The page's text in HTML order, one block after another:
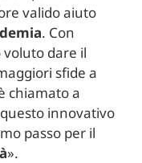
valido aiuto
. Con
voluto dare il
sfide a
chiamato a
innovativo
passo per il
».